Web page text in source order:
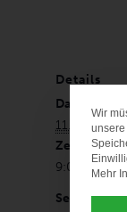
Details
Datum:
11. August
Zeit:
9:00 - 11:00
Serien:
Wir
unsere
Mehr